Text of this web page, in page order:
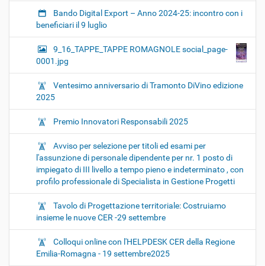
Bando Digital Export – Anno 2024-25: incontro con i
beneficiari il 9 luglio
9_16_TAPPE_TAPPE ROMAGNOLE social_page-
0001.jpg
Ventesimo anniversario di Tramonto DiVino edizione
2025
Premio Innovatori Responsabili 2025
Avviso per selezione per titoli ed esami per
l'assunzione di personale dipendente per nr. 1 posto di
impiegato di III livello a tempo pieno e indeterminato , con
profilo professionale di Specialista in Gestione Progetti
Tavolo di Progettazione territoriale: Costruiamo
insieme le nuove CER -29 settembre
Colloqui online con l'HELPDESK CER della Regione
Emilia-Romagna - 19 settembre2025